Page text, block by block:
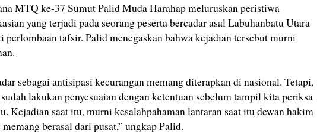
MTQ ke-37 Sumut Palid Muda Harahap meluruskan peristiwa
yang terjadi pada seorang peserta bercadar asal Labuhanbatu Utara
perlombaan tafsir. Palid menegaskan bahwa kejadian tersebut murni
sebagai antisipasi kecurangan memang diterapkan di nasional. Tetapi,
lakukan penyesuaian dengan ketentuan sebelum tampil kita periksa
Kejadian saat itu, murni kesalahpahaman lantaran saat itu dewan hakim
berasal dari pusat,” ungkap Palid.